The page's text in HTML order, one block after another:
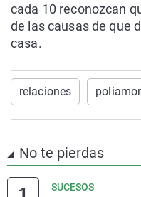
cada 10 reconozcan
de las causas de que
casa.
relaciones poliamor
No te pierdas
SUCESOS